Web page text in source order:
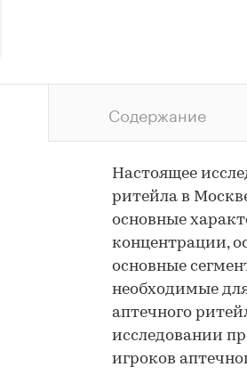
Содержание
Настоящее
ритейла в
основные
концентрации,
основные
необходимые
аптечного
исследовании
игроков